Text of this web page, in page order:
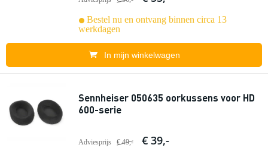
Bestel nu en ontvang binnen circa 13
werkdagen
In mijn winkelwagen
Sennheiser 050635 oorkussens voor HD
600-serie
Adviesprijs € 49,- € 39,-